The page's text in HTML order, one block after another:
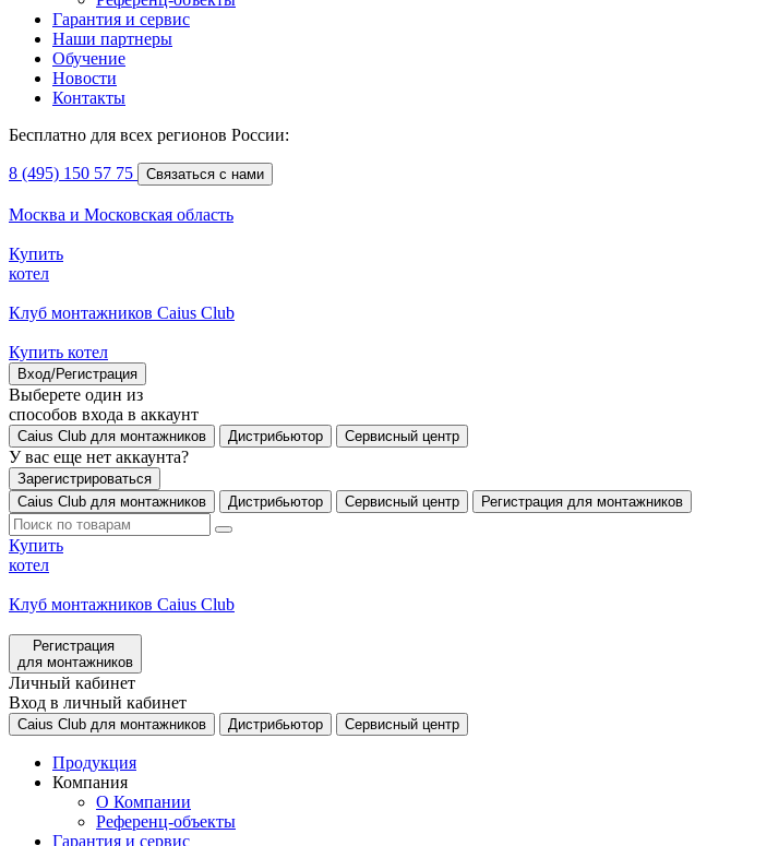
Гарантия и сервис
Наши партнеры
Обучение
Новости
Контакты
Бесплатно для всех регионов России:
8 (495) 150 57 75 Связаться с нами
Москва и Московская область
Купить
котел
Клуб монтажников Caius Club
Купить котел
Вход/Регистрация
Выберете один из
способов входа в аккаунт
Caius Club для монтажников Дистрибьютор Сервисный центр
У вас еще нет аккаунта?
Зарегистрироваться
Caius Club для монтажников
Дистрибьютор Сервисный центр Регистрация для монтажников
Купить
котел
Клуб монтажников Caius Club
Регистрация
для монтажников
Личный кабинет
Вход в личный кабинет
Caius Club для монтажников Дистрибьютор Сервисный центр
Продукция
Компания
О Компании
Референц-объекты
Гарантия и сервис